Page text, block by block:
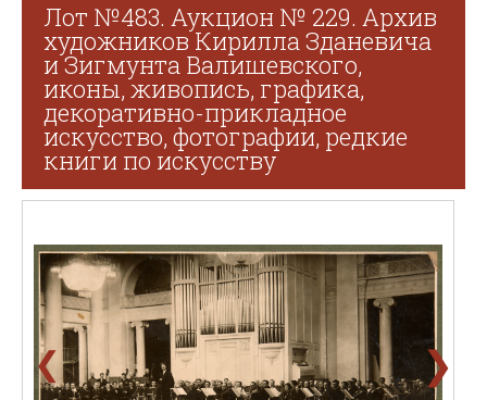
Лот №483. Аукцион № 229. Архив
художников Кирилла Зданевича
и Зигмунта Валишевского,
иконы, живопись, графика,
декоративно-прикладное
искусство, фотографии, редкие
книги по искусству
❮ ❯